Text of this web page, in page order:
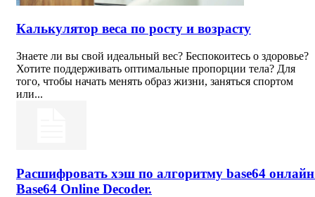
Калькулятор веса по росту и возрасту
Знаете ли вы свой идеальный вес? Беспокоитесь о здоровье?
Хотите поддерживать оптимальные пропорции тела? Для
того, чтобы начать менять образ жизни, заняться спортом
или...
Расшифровать хэш по алгоритму base64
Base64 Online Decoder.